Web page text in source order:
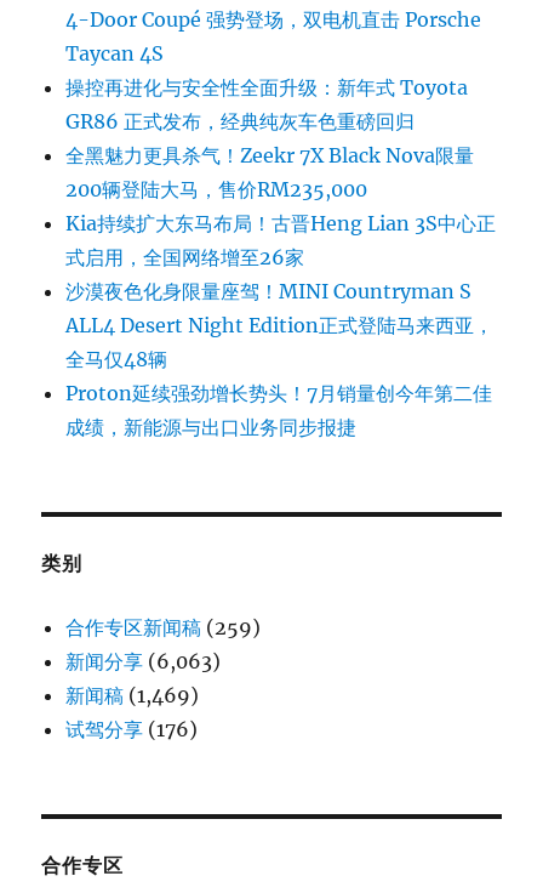
4-Door Coupé 强势登场，双电机直击 Porsche
Taycan 4S
操控再进化与安全性全面升级：新年式 Toyota
GR86 正式发布，经典纯灰车色重磅回归
全黑魅力更具杀气！Zeekr 7X Black Nova限量
200辆登陆大马，售价RM235,000
Kia持续扩大东马布局！古晋Heng Lian 3S中心正
式启用，全国网络增至26家
沙漠夜色化身限量座驾！MINI Countryman S
ALL4 Desert Night Edition正式登陆马来西亚，
全马仅48辆
Proton延续强劲增长势头！7月销量创今年第二佳
成绩，新能源与出口业务同步报捷
类别
合作专区新闻稿 (259)
新闻分享 (6,063)
新闻稿 (1,469)
试驾分享 (176)
合作专区